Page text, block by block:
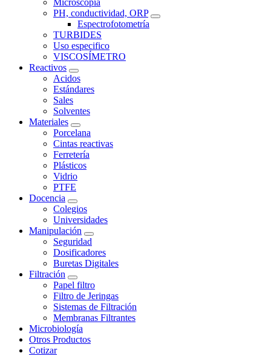
PH, conductividad, ORP
Espectrofotometría
TURBIDES
Uso especifico
VISCOSÍMETRO
Reactivos
Acidos
Estándares
Sales
Solventes
Materiales
Porcelana
Cintas reactivas
Ferretería
Plásticos
Vidrio
PTFE
Docencia
Colegios
Universidades
Manipulación
Seguridad
Dosificadores
Buretas Digitales
Filtración
Papel filtro
Filtro de Jeringas
Sistemas de Filtración
Membranas Filtrantes
Microbiología
Otros Productos
Cotizar